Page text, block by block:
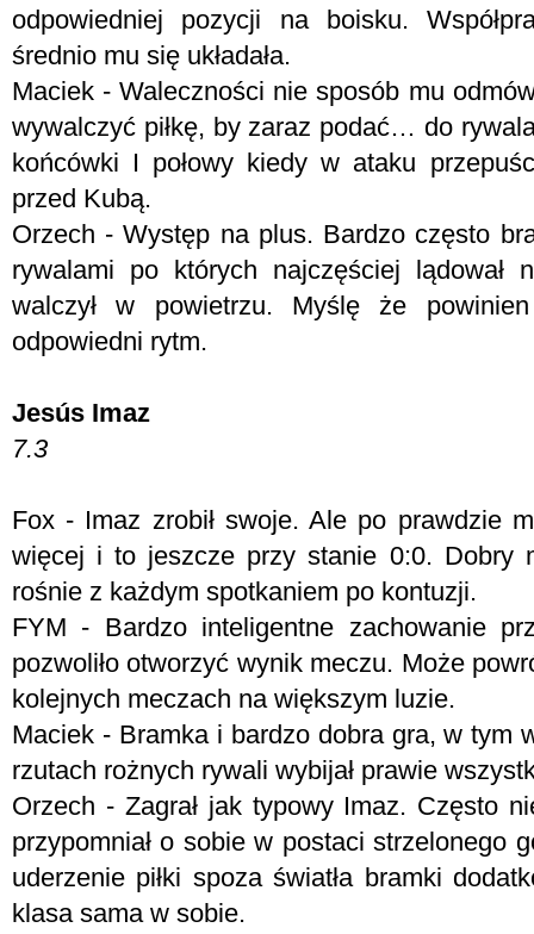
odpowiedniej pozycji na boisku.
średnio mu się układała.
Maciek - Waleczności nie sposób mu
wywalczyć piłkę, by zaraz podać… do
końcówki I połowy kiedy w ataku
przed Kubą.
Orzech - Występ na plus. Bardzo często
rywalami po których najczęściej lądował
walczył w powietrzu. Myślę że
odpowiedni rytm.
Jesús Imaz
7.3
Fox - Imaz zrobił swoje. Ale po prawdzie
więcej i to jeszcze przy stanie 0:0. Dobry
rośnie z każdym spotkaniem po kontuzji.
FYM - Bardzo inteligentne zachowanie
pozwoliło otworzyć wynik meczu. Może
kolejnych meczach na większym luzie.
Maciek - Bramka i bardzo dobra gra, w tym
rzutach rożnych rywali wybijał prawie
Orzech - Zagrał jak typowy Imaz. Często
przypomniał o sobie w postaci strzelonego
uderzenie piłki spoza światła bramki
klasa sama w sobie.